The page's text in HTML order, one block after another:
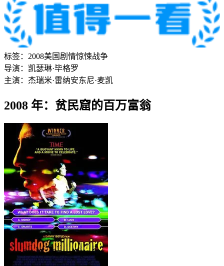
标签： 2008美国 剧情惊悚战争
导演： 凯瑟琳·毕格罗
主演： 杰瑞米·雷纳安东尼·麦凯
2008 年：贫民窟的百万富翁